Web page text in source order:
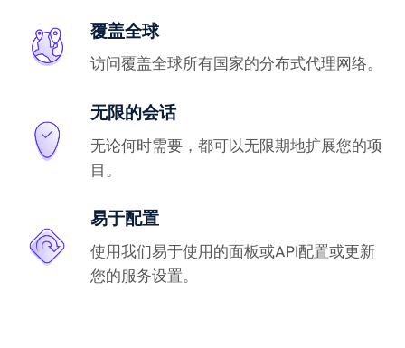
覆盖全球
访问覆盖全球所有国家的分布式代理网络。
无限的会话
无论何时需要，都可以无限期地扩展您的项
目。
易于配置
使用我们易于使用的面板或API配置或更新
您的服务设置。